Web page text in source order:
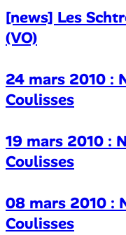
[news] Les
(VO)
24 mars 2010 :
Coulisses
19 mars 2010 :
Coulisses
08 mars 2010 :
Coulisses